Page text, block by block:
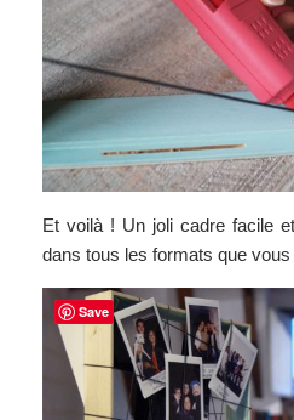
Et voilà ! Un joli cadre facile
dans tous les formats que vous
Save